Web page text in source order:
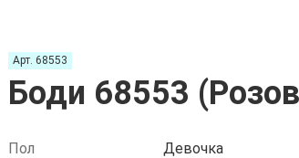
Арт. 68553
Боди 68553
Пол
Девочка